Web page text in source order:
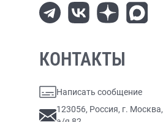
КОНТАКТЫ
Написать сообщение
123056, Россия, г. Москва,